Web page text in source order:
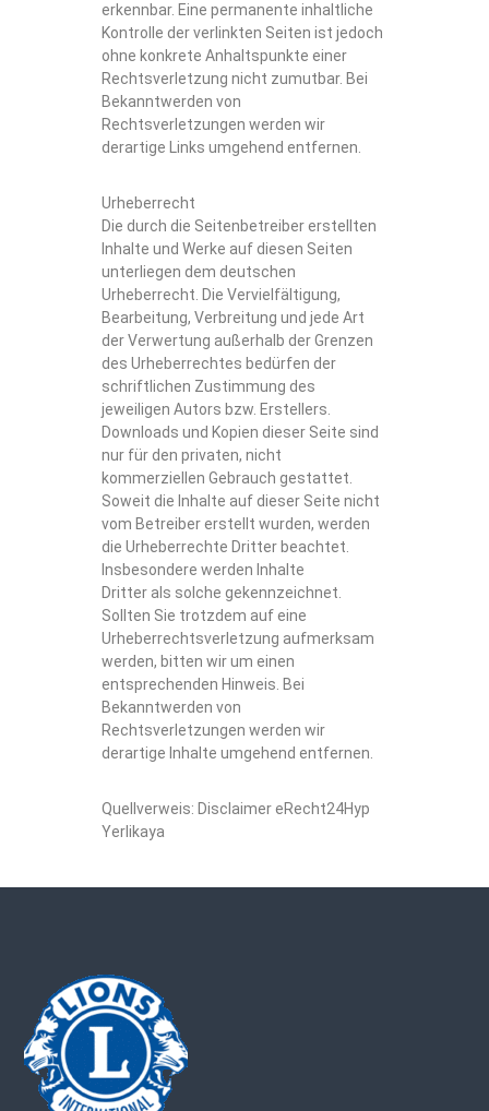
erkennbar. Eine permanente inhaltliche
Kontrolle der verlinkten Seiten ist jedoch
ohne konkrete Anhaltspunkte einer
Rechtsverletzung nicht zumutbar. Bei
Bekanntwerden von
Rechtsverletzungen werden wir
derartige Links umgehend entfernen.
Urheberrecht
Die durch die Seitenbetreiber erstellten
Inhalte und Werke auf diesen Seiten
unterliegen dem deutschen
Urheberrecht. Die Vervielfältigung,
Bearbeitung, Verbreitung und jede Art
der Verwertung außerhalb der Grenzen
des Urheberrechtes bedürfen der
schriftlichen Zustimmung des
jeweiligen Autors bzw. Erstellers.
Downloads und Kopien dieser Seite sind
nur für den privaten, nicht
kommerziellen Gebrauch gestattet.
Soweit die Inhalte auf dieser Seite nicht
vom Betreiber erstellt wurden, werden
die Urheberrechte Dritter beachtet.
Insbesondere werden Inhalte
Dritter als solche gekennzeichnet.
Sollten Sie trotzdem auf eine
Urheberrechtsverletzung aufmerksam
werden, bitten wir um einen
entsprechenden Hinweis. Bei
Bekanntwerden von
Rechtsverletzungen werden wir
derartige Inhalte umgehend entfernen.
Quellverweis: Disclaimer eRecht24Hyp
Yerlikaya